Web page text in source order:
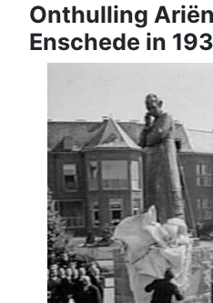
Onthulling
Enschede in